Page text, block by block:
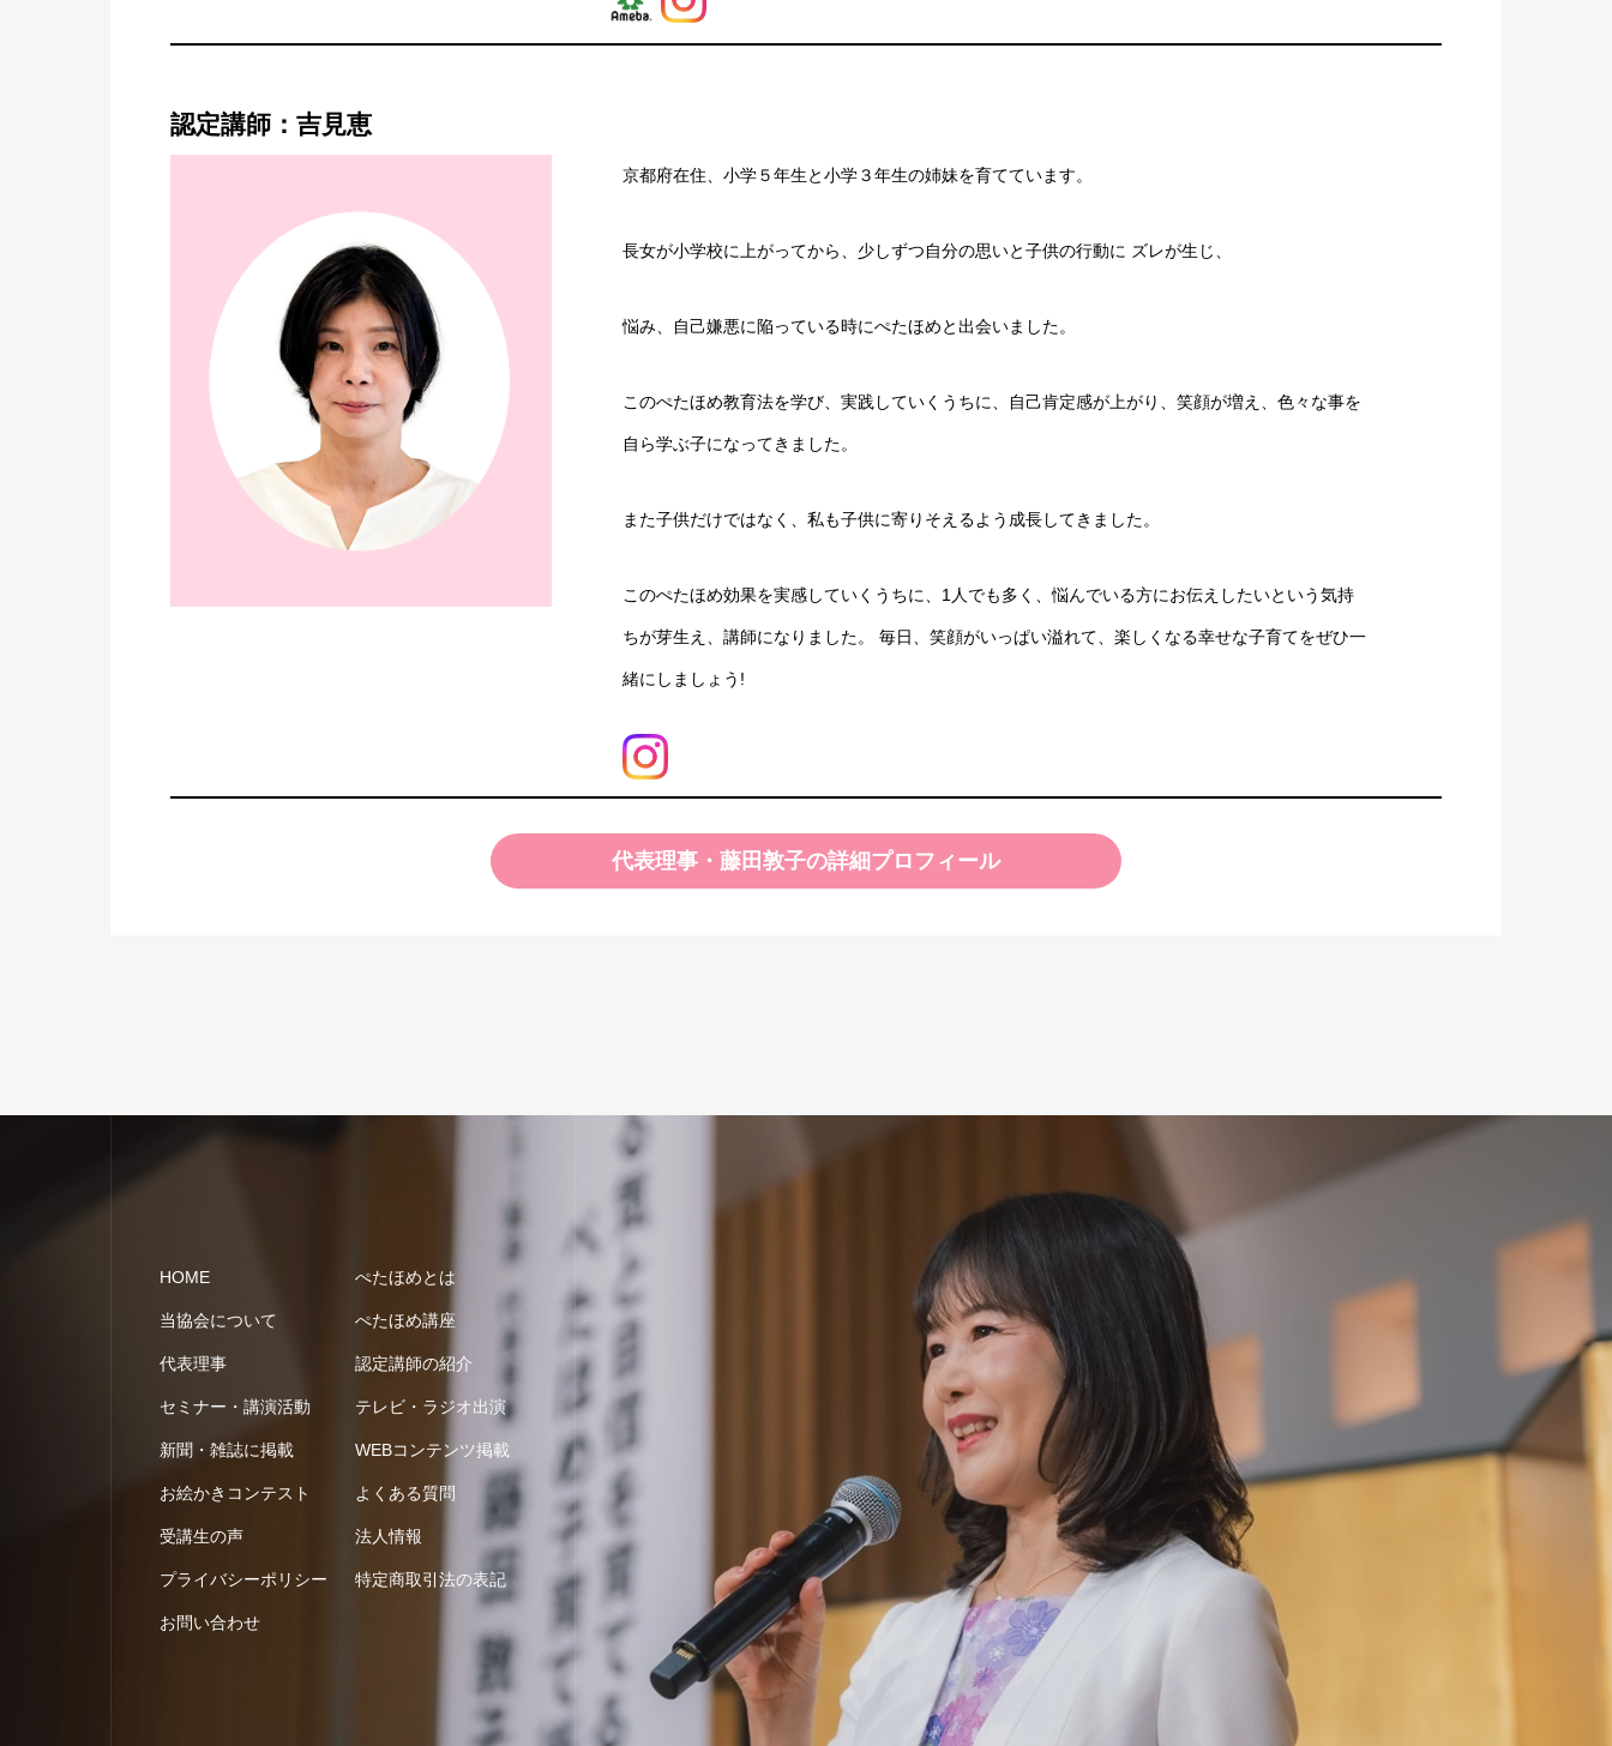
認定講師：吉見恵
京都府在住、小学５年生と小学３年生の姉妹を育てています。
長女が小学校に上がってから、少しずつ自分の思いと子供の行動に ズレが生じ、
悩み、自己嫌悪に陥っている時にぺたほめと出会いました。
このぺたほめ教育法を学び、実践していくうちに、自己肯定感が上がり、笑顔が増え、色々な事を
自ら学ぶ子になってきました。
また子供だけではなく、私も子供に寄りそえるよう成長してきました。
このぺたほめ効果を実感していくうちに、1人でも多く、悩んでいる方にお伝えしたいという気持
ちが芽生え、講師になりました。 毎日、笑顔がいっぱい溢れて、楽しくなる幸せな子育てをぜひ一
緒にしましょう!
代表理事・藤田敦子の詳細プロフィール
HOME ぺたほめとは
当協会について ぺたほめ講座
代表理事 認定講師の紹介
セミナー・講演活動 テレビ・ラジオ出演
新聞・雑誌に掲載 WEBコンテンツ掲載
お絵かきコンテスト よくある質問
受講生の声 法人情報
プライバシーポリシー 特定商取引法の表記
お問い合わせ